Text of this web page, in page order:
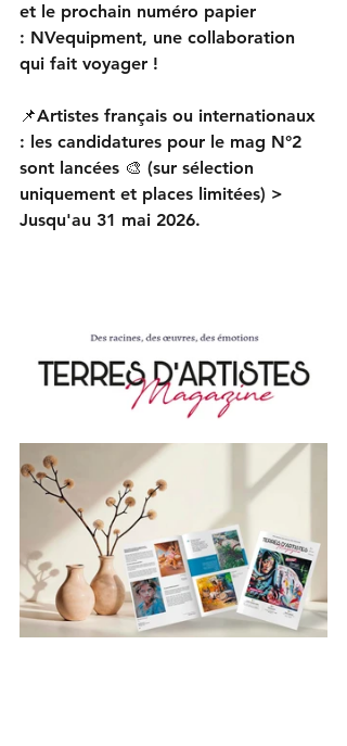
et le prochain numéro papier
: NVequipment, une collaboration
qui fait voyager !
📌Artistes français ou internationaux
: les candidatures pour le mag N°2
sont lancées 🎨 (sur sélection
uniquement et places limitées) >
Jusqu'au 31 mai 2026.